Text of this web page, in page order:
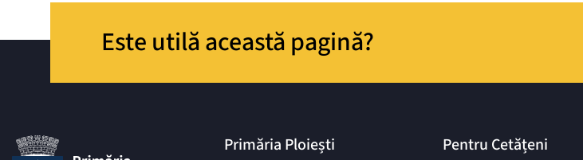
Este utilă această pagină?
Primăria Ploiești Pentru Cetățeni